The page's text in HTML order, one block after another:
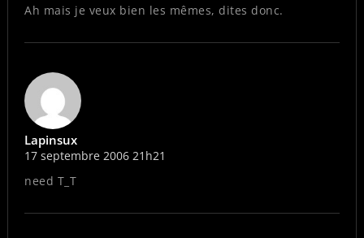
Ah mais je veux bien les mêmes, dites donc.
Lapinsux
17 septembre 2006 21h21
need T_T